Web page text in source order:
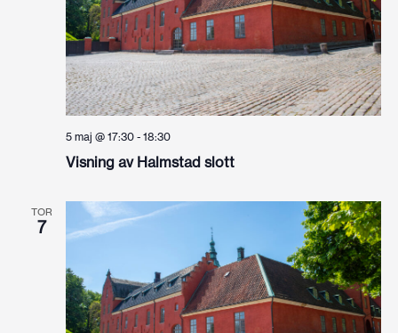
Visning av Halmstad slott
5 maj @ 17:30- 18:30
TOR
7